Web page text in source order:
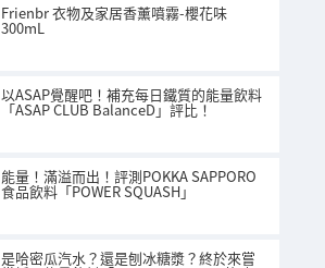
Frienbr 衣物及家居香薰噴霧-櫻花味
300mL
以ASAP覺醒吧！補充每日鐵質的能量飲料
「ASAP CLUB BalanceD」評比！
能量！滿溢而出！評測POKKA SAPPORO
食品飲料「POWER SQUASH」
是哈密瓜汽水？還是刨冰糖漿？終於來嘗